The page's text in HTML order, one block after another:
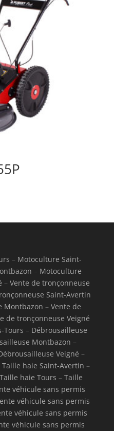
– Motoculture Saint-
– Motoculture
–Vente de tronçonneuse
Saint-Avertin
Montbazon –Vente de
de tronçonneuse Veigné
Tours – Débrousailleuse
Montbazon –
Veigné –
Taille haie Saint-Avertin –
Taille haie Tours – Taille
véhicule sans permis
véhicule sans permis
véhicule sans permis
véhicule sans permis